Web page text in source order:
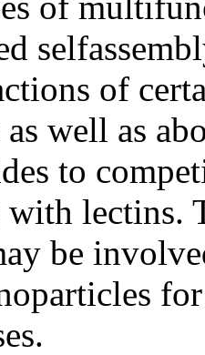
of
well as
to
lectins.
be